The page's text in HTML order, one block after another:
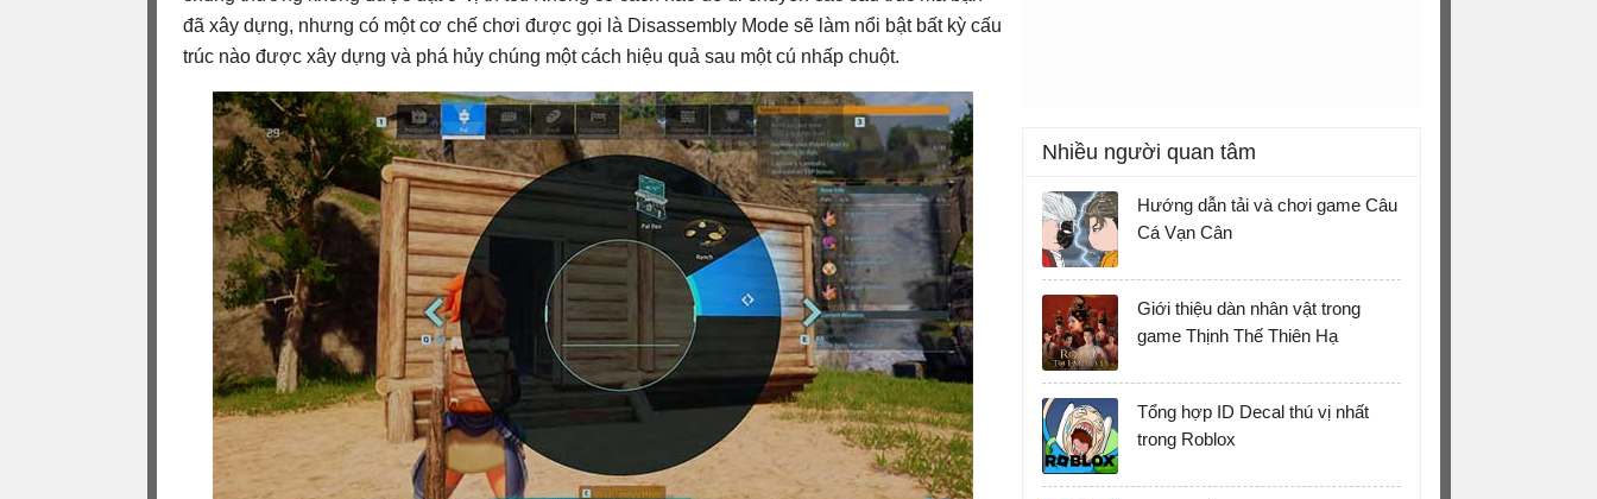
đã xây dựng, nhưng có một cơ chế chơi được gọi là Disassembly Mode sẽ làm nổi bật bất kỳ cấu
trúc nào được xây dựng và phá hủy chúng một cách hiệu quả sau một cú nhấp chuột.
Nhiều người quan tâm
Hướng dẫn tải và chơi game Câu
Cá Vạn Cân
Giới thiệu dàn nhân vật trong
game Thịnh Thế Thiên Hạ
Tổng hợp ID Decal thú vị nhất
trong Roblox